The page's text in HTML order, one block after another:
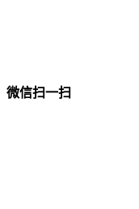
微信扫一扫